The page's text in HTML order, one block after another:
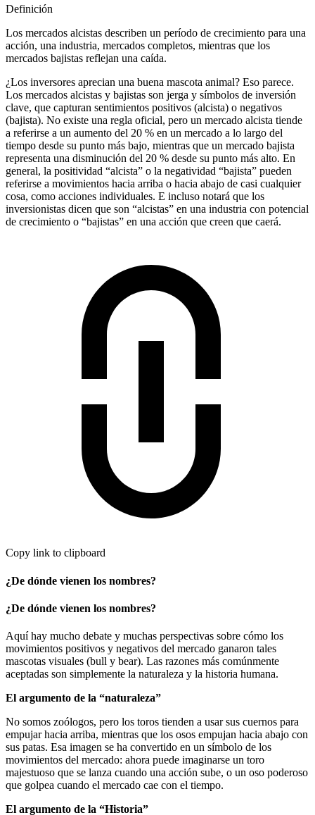
Definición
Los mercados alcistas describen un período de crecimiento para una
acción, una industria, mercados completos, mientras que los
mercados bajistas reflejan una caída.
¿Los inversores aprecian una buena mascota animal? Eso parece.
Los mercados alcistas y bajistas son jerga y símbolos de inversión
clave, que capturan sentimientos positivos (alcista) o negativos
(bajista). No existe una regla oficial, pero un mercado alcista tiende
a referirse a un aumento del 20 % en un mercado a lo largo del
tiempo desde su punto más bajo, mientras que un mercado bajista
representa una disminución del 20 % desde su punto más alto. En
general, la positividad “alcista” o la negatividad “bajista” pueden
referirse a movimientos hacia arriba o hacia abajo de casi cualquier
cosa, como acciones individuales. E incluso notará que los
inversionistas dicen que son “alcistas” en una industria con potencial
de crecimiento o “bajistas” en una acción que creen que caerá.
Copy link to clipboard
¿De dónde vienen los nombres?
¿De dónde vienen los nombres?
Aquí hay mucho debate y muchas perspectivas sobre cómo los
movimientos positivos y negativos del mercado ganaron tales
mascotas visuales (bull y bear). Las razones más comúnmente
aceptadas son simplemente la naturaleza y la historia humana.
El argumento de la “naturaleza”
No somos zoólogos, pero los toros tienden a usar sus cuernos para
empujar hacia arriba, mientras que los osos empujan hacia abajo con
sus patas. Esa imagen se ha convertido en un símbolo de los
movimientos del mercado: ahora puede imaginarse un toro
majestuoso que se lanza cuando una acción sube, o un oso poderoso
que golpea cuando el mercado cae con el tiempo.
El argumento de la “Historia”